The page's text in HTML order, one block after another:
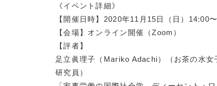
《イベント詳細》
【開催日時】2020年11月15日（日）14:00
【会場】オンライン開催（Zoom）
【評者】
足立眞理子（Mariko Adachi）（お茶の水女
研究員）